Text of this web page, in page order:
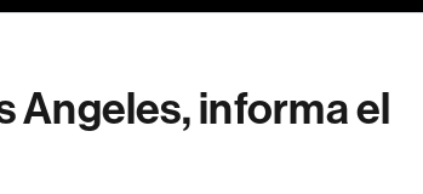
Angeles, informa el